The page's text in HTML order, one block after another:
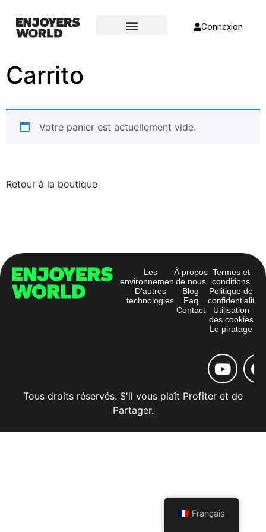
Connexion
Carrito
Votre panier est actuellement vide.
Retour à la boutique
Les
environnements
D'autres
technologies
À propos
de nous
Blog
Faq
Contact
Termes et
conditions
Politique de
confidentialité
Utilisation
des cookies
Le piratage
Tous droits réservés. S'il vous plaît Profiter et de
Partager.
Français